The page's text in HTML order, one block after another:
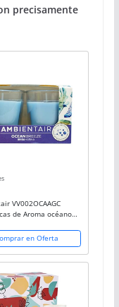
precisamente
VV002OCAAGC
de Aroma océano
con Cera
Perfume Natural con
Estimada...
en Oferta